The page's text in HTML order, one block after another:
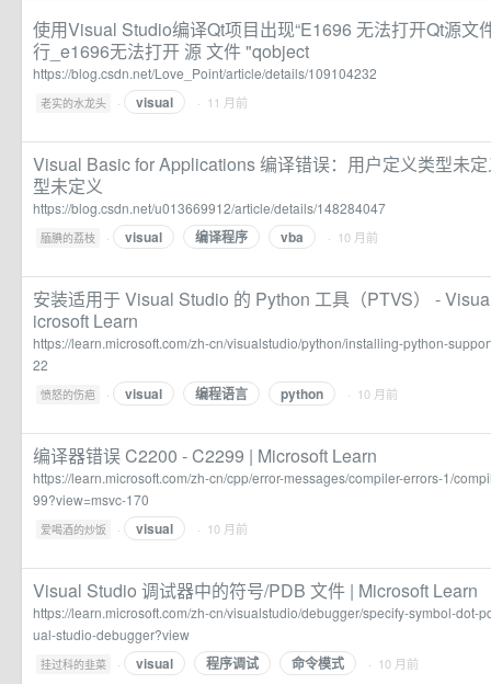
使用Visual Studio编译Qt项目出现“E1696 无法打开Qt源文
行_e1696无法打开 源 文件 "qobject
https://blog.csdn.net/Love_Point/article/details/109104232
老实的水龙头 · visual · 11 月前
Visual Basic for Applications 编译错误：用户定义类型未
型未定义
https://blog.csdn.net/u013669912/article/details/148284047
腼腆的荔枝 · visual 编译程序 vba · 10 月前
安装适用于 Visual Studio 的 Python 工具（PTVS） -
icrosoft Learn
https://learn.microsoft.com/zh-cn/visualstudio/python/installing-python-
22
愤怒的伤疤 · visual 编程语言 python · 10 月前
编译器错误 C2200 - C2299 | Microsoft Learn
https://learn.microsoft.com/zh-cn/cpp/error-messages/compiler-errors-1/
99?view=msvc-170
爱喝酒的炒饭 · visual · 10 月前
Visual Studio 调试器中的符号/PDB 文件 | Microsoft Learn
https://learn.microsoft.com/zh-cn/visualstudio/debugger/specify-symbol-dot-
ual-studio-debugger?view
挂过科的韭菜 · visual 程序调试 命令模式 · 10 月前